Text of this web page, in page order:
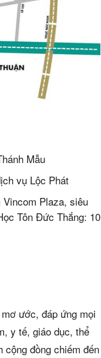
Mẫu
vụ Lộc Phát
Plaza, siêu
Tôn Đức Thắng: 10
ước, đáp ứng mọi
y tế, giáo dục, thể
đồng chiếm đến